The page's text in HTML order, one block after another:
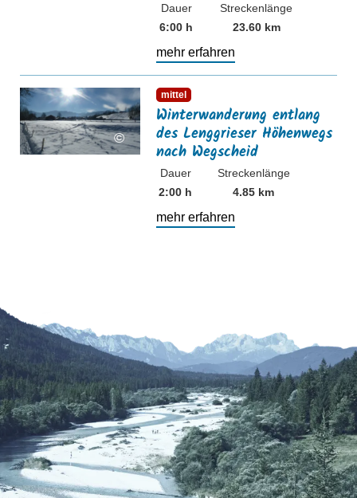
Dauer
6:00 h
Streckenlänge
23.60 km
mehr erfahren
©
mittel
Winterwanderung entlang
des Lenggrieser Höhenwegs
nach Wegscheid
Dauer
2:00 h
Streckenlänge
4.85 km
mehr erfahren
mehr erfahren